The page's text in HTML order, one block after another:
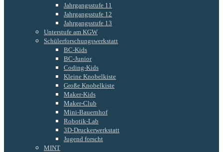
Jahrgangsstufe 11
Jahrgangsstufe 12
Jahrgangsstufe 13
Unterstufe am KGW
Schülerforschungswerkstatt
BC-Kids
BC-Junior
Coding-Kids
Kleine Knobelkiste
Große Knobelkiste
Maker-Kids
Maker-Club
Mini-Bauernhof
Robotik-Lab
3D-Druckerwerkstatt
Jugend forscht
MINT